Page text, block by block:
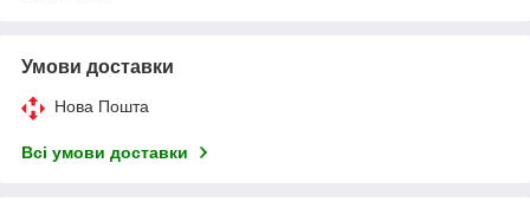
Умови доставки
Нова Пошта
Всі умови доставки